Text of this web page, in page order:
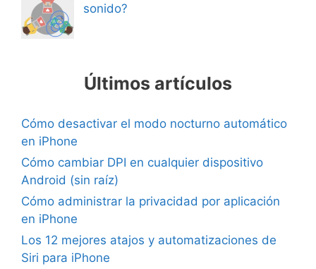
sonido?
Últimos artículos
Cómo desactivar el modo nocturno automático
en iPhone
Cómo cambiar DPI en cualquier dispositivo
Android (sin raíz)
Cómo administrar la privacidad por aplicación
en iPhone
Los 12 mejores atajos y automatizaciones de
Siri para iPhone